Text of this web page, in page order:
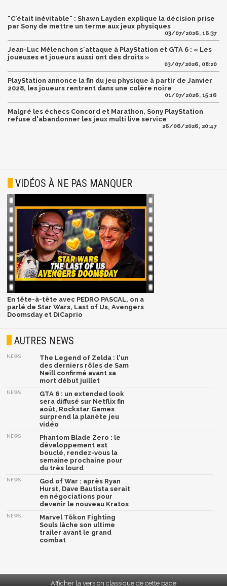
"C'était inévitable" : Shawn Layden explique la décision prise
par Sony de mettre un terme aux jeux physiques
03/07/2026, 16:37
Jean-Luc Mélenchon s'attaque à PlayStation et GTA 6 : « Les
joueuses et joueurs aussi ont des droits »
03/07/2026, 08:20
PlayStation annonce la fin du jeu physique à partir de Janvier
2028, les joueurs rentrent dans une colère noire
01/07/2026, 15:16
Malgré les échecs Concord et Marathon, Sony PlayStation
refuse d'abandonner les jeux multi live service
26/06/2026, 20:47
VIDÉOS À NE PAS MANQUER
En tête-à-tête avec PEDRO PASCAL, on a
parlé de Star Wars, Last of Us, Avengers
Doomsday et DiCaprio
AUTRES NEWS
NEWS
The Legend of Zelda : l'un
des derniers rôles de Sam
Neill confirmé avant sa
mort début juillet
NEWS
GTA 6 : un extended look
sera diffusé sur Netflix fin
août, Rockstar Games
surprend la planète jeu
vidéo
NEWS
Phantom Blade Zero : le
développement est
bouclé, rendez-vous la
semaine prochaine pour
du très lourd
NEWS
God of War : après Ryan
Hurst, Dave Bautista serait
en négociations pour
devenir le nouveau Kratos
NEWS
Marvel Tōkon Fighting
Souls lâche son ultime
trailer avant le grand
combat
Afficher la version classique de cette page